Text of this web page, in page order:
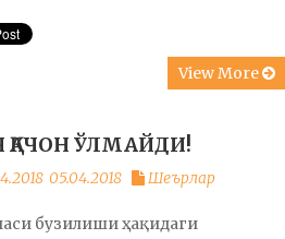
View More
ҚАЧОН ЎЛМАЙДИ!
05.04.2018 Шеърлар
бузилиши ҳақидаги